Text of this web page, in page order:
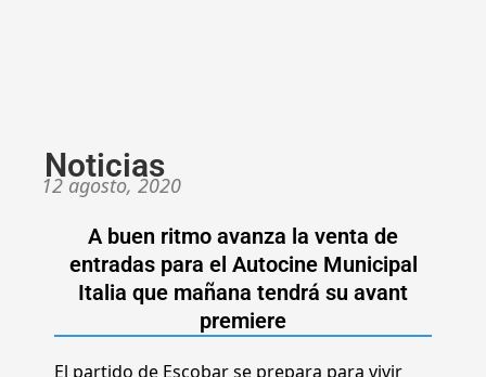
Noticias
12 agosto, 2020
A buen ritmo avanza la venta de
entradas para el Autocine Municipal
Italia que mañana tendrá su avant
premiere
El partido de Escobar se prepara para vivir